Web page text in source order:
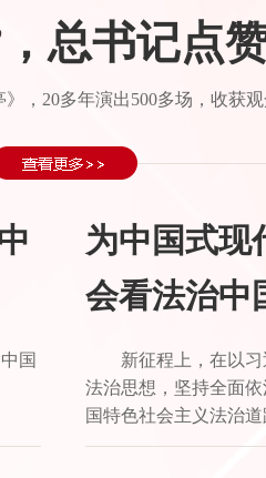
总书记点
，20多年演出500多场，收获
国
为中国式
会看法治中
新征程上，在以
法治思想，坚持全面
国特色社会主义法治道